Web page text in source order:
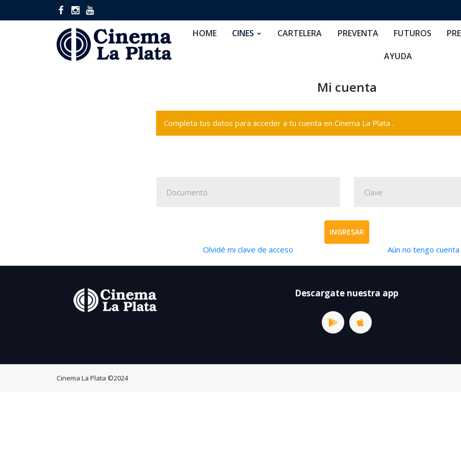
HOME CINES CARTELERA PREVENTA FUTUROS
AYUDA
Mi cuenta
Completa tus datos para acceder a tu cuenta en Cinema La Plata .
INGRESAR
Olvidé mi clave de acceso Aún no tengo cuenta
Descargate nuestra app
Cinema La Plata ©2024